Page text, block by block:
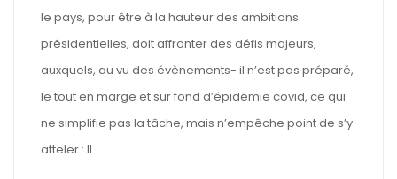
le pays, pour être à la hauteur des ambitions
présidentielles, doit affronter des défis majeurs,
auxquels, au vu des évènements- il n’est pas préparé,
le tout en marge et sur fond d’épidémie covid, ce qui
ne simplifie pas la tâche, mais n’empêche point de s’y
atteler : Il